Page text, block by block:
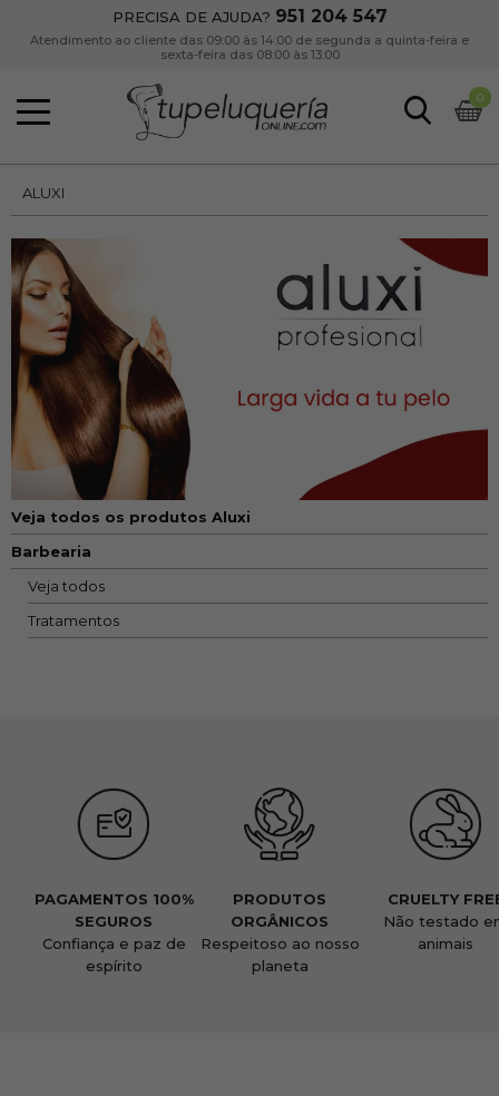
PRECISA DE AJUDA? 951 204 547
Atendimento ao cliente das 09:00 às 14:00 de segunda a quinta-feira e
sexta-feira das 08:00 às 13:00
0
ALUXI
Veja todos os produtos Aluxi
Barbearia
Veja todos
Tratamentos
PAGAMENTOS 100%
SEGUROS
Confiança e paz de
espírito
PRODUTOS
ORGÂNICOS
Respeitoso ao nosso
planeta
CRUELTY
Não testado
animais